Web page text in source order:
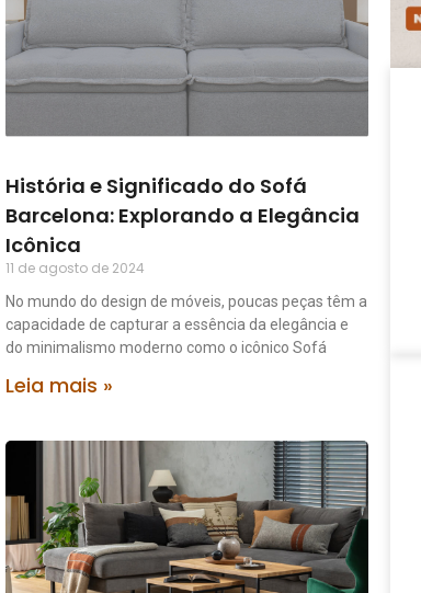
História e Significado do Sofá
Barcelona: Explorando a Elegância
Icônica
11 de agosto de 2024
No mundo do design de móveis, poucas peças têm a
capacidade de capturar a essência da elegância e
do minimalismo moderno como o icônico Sofá
Leia mais »